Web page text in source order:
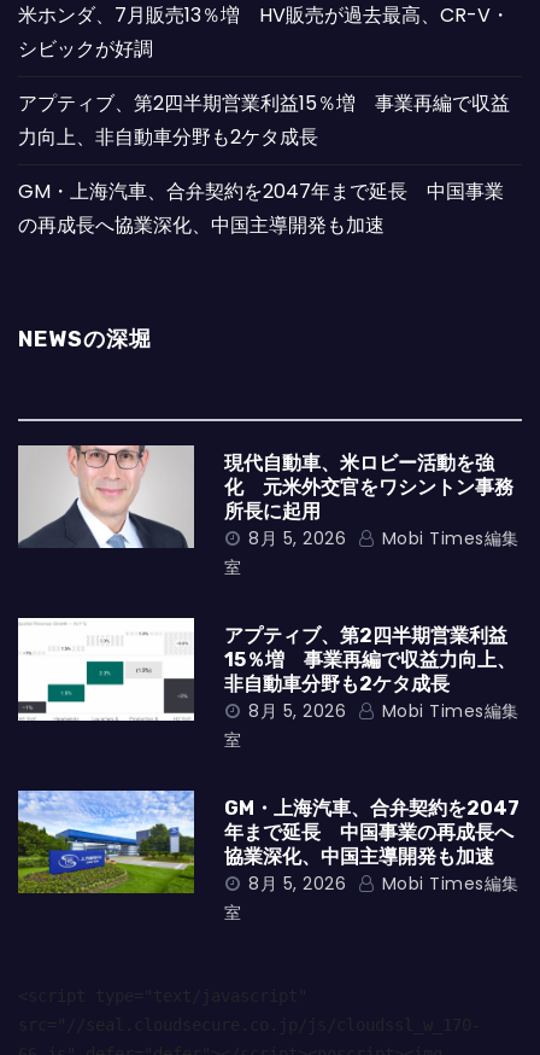
米ホンダ、7月販売13％増 HV販売が過去最高、CR-V・
シビックが好調
アプティブ、第2四半期営業利益15％増 事業再編で収益
力向上、非自動車分野も2ケタ成長
GM・上海汽車、合弁契約を2047年まで延長 中国事業
の再成長へ協業深化、中国主導開発も加速
NEWSの深堀
現代自動車、米ロビー活動を強
化 元米外交官をワシントン事務
所長に起用
8月 5, 2026
Mobi Times編集
室
アプティブ、第2四半期営業利益
15％増 事業再編で収益力向上、
非自動車分野も2ケタ成長
8月 5, 2026
Mobi Times編集
室
GM・上海汽車、合弁契約を2047
年まで延長 中国事業の再成長へ
協業深化、中国主導開発も加速
8月 5, 2026
Mobi Times編集
室